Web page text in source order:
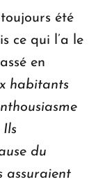
été
ce qui l’a le
en
habitants
Ils
du
assuraient